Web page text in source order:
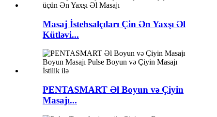
Masaj İstehsalçıları Çin Ən Yaxşı Əl
Kütləvi...
PENTASMART Əl Boyun və Çiyin
Masajı...